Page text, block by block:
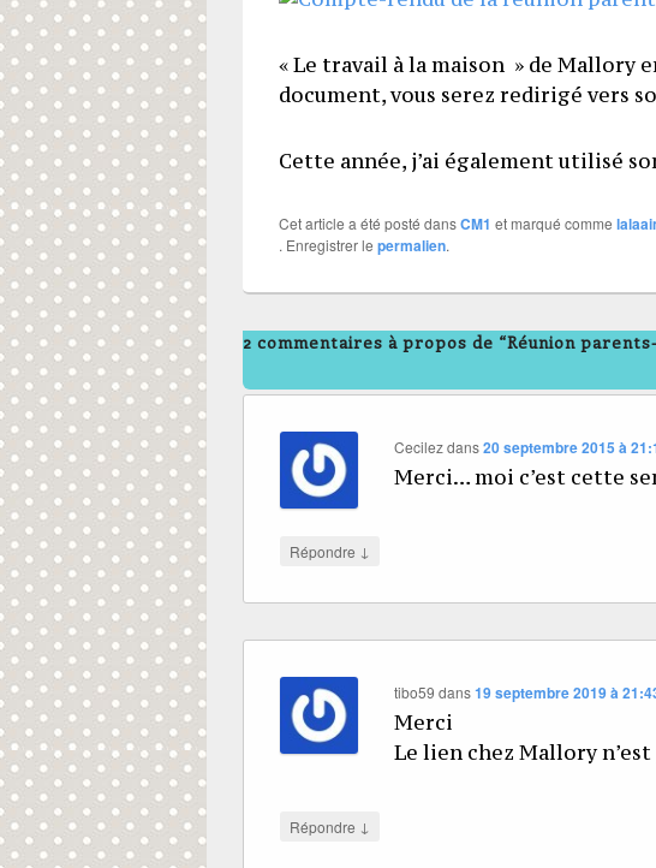
« Le travail à la maison » de Mallory
document, vous serez redirigé vers
Cette année, j’ai également utilisé
Cet article a été posté dansCM1 et marqué comme
. Enregistrer le permalien.
2 commentaires à propos de “Réunion
Cecilezdans20 septembre 2015 à
Merci… moi c’est cette
Répondre ↓
tibo59 dans19 septembre 2019 à
Merci
Le lien chez Mallory
Répondre ↓